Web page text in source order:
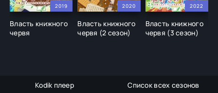
2019
Власть книжного
червя
2020
Власть книжного
червя (2 сезон)
2022
Власть книжного
червя (3 сезон)
Kodik плеер Список всех сезонов